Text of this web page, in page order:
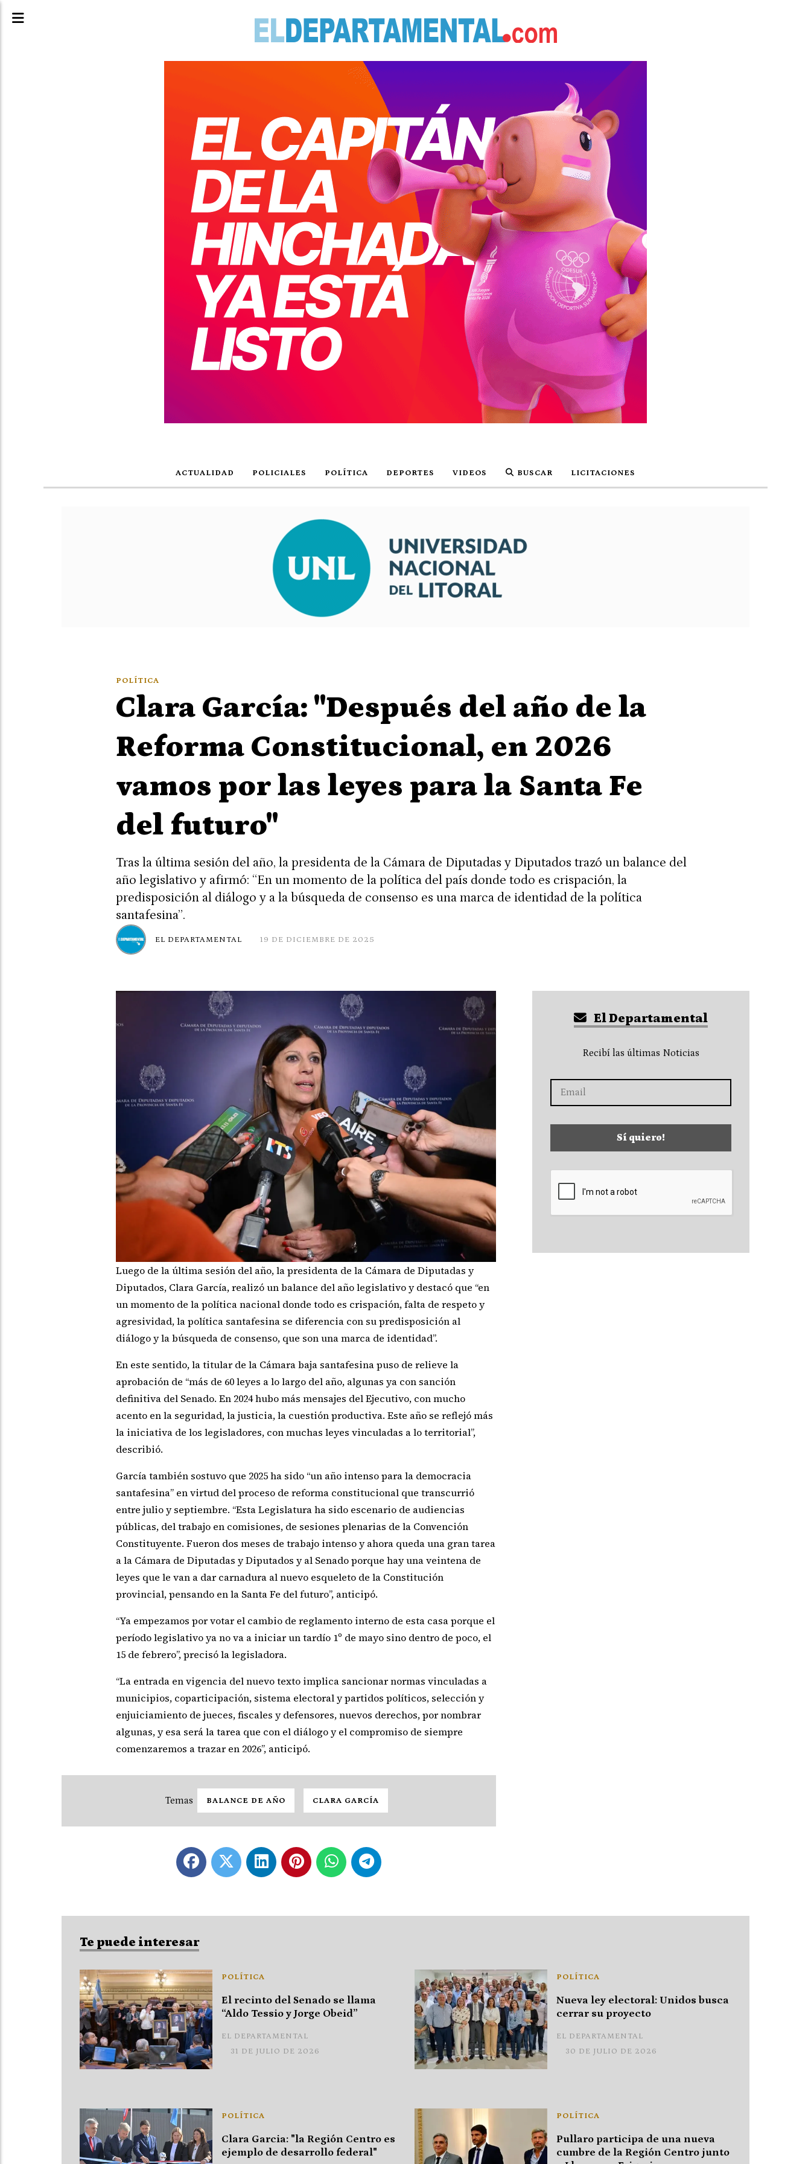
ACTUALIDAD POLICIALES POLÍTICA DEPORTES VIDEOS BUSCAR LICITACIONES
Clara García: "Después del año de la
Reforma Constitucional, en 2026
vamos por las leyes para la Santa Fe
del futuro"
Tras la última sesión del año, la presidenta de la Cámara de Diputadas y Diputados trazó un balance del
año legislativo y afirmó: “En un momento de la política del país donde todo es crispación, la
predisposición al diálogo y a la búsqueda de consenso es una marca de identidad de la política
santafesina”.
POLÍTICA
19 DE DICIEMBRE DE 2025
EL DEPARTAMENTAL
Luego de la última sesión del año, la presidenta de la Cámara de Diputadas y
Diputados, Clara García, realizó un balance del año legislativo y destacó que “en
un momento de la política nacional donde todo es crispación, falta de respeto y
agresividad, la política santafesina se diferencia con su predisposición al
diálogo y la búsqueda de consenso, que son una marca de identidad”.
En este sentido, la titular de la Cámara baja santafesina puso de relieve la
aprobación de “más de 60 leyes a lo largo del año, algunas ya con sanción
definitiva del Senado. En 2024 hubo más mensajes del Ejecutivo, con mucho
acento en la seguridad, la justicia, la cuestión productiva. Este año se reflejó más
la iniciativa de los legisladores, con muchas leyes vinculadas a lo territorial”,
describió.
García también sostuvo que 2025 ha sido “un año intenso para la democracia
santafesina” en virtud del proceso de reforma constitucional que transcurrió
entre julio y septiembre. “Esta Legislatura ha sido escenario de audiencias
públicas, del trabajo en comisiones, de sesiones plenarias de la Convención
Constituyente. Fueron dos meses de trabajo intenso y ahora queda una gran tarea
a la Cámara de Diputadas y Diputados y al Senado porque hay una veintena de
leyes que le van a dar carnadura al nuevo esqueleto de la Constitución
provincial, pensando en la Santa Fe del futuro”, anticipó.
“Ya empezamos por votar el cambio de reglamento interno de esta casa porque el
período legislativo ya no va a iniciar un tardío 1º de mayo sino dentro de poco, el
15 de febrero”, precisó la legisladora.
“La entrada en vigencia del nuevo texto implica sancionar normas vinculadas a
municipios, coparticipación, sistema electoral y partidos políticos, selección y
enjuiciamiento de jueces, fiscales y defensores, nuevos derechos, por nombrar
algunas, y esa será la tarea que con el diálogo y el compromiso de siempre
comenzaremos a trazar en 2026”, anticipó.
BALANCE DE AÑO CLARA GARCÍA
Te puede interesar
El recinto del Senado se llama
“Aldo Tessio y Jorge Obeid”
EL DEPARTAMENTAL
POLÍTICA
31 DE JULIO DE 2026
Nueva ley electoral: Unidos busca
cerrar su proyecto
EL DEPARTAMENTAL
POLÍTICA
30 DE JULIO DE 2026
Clara Garcia: "la Región Centro es
ejemplo de desarrollo federal"
POLÍTICA
Pullaro participa de una nueva
cumbre de la Región Centro junto
POLÍTICA
El Departamental
Recibí las últimas Noticias
Sí quiero!